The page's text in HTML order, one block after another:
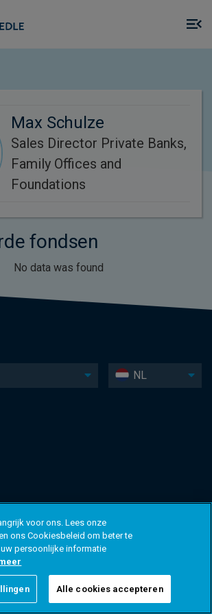
Max Schulze
Sales Director Private Banks,
Family Offices and
Foundations
fondsen
No data was found
NL
voor ons. Lees onze
ons Cookiesbeleid om beter te
persoonlijke informatie
Alle cookies accepteren